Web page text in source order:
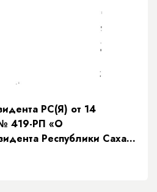
РС(Я) от 14
№ 419-РП «О
Республики Саха